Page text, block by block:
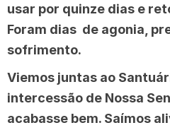
usar por quinze dias e
Foram dias de agonia,
sofrimento.
Viemos juntas ao
intercessão de Nossa
acabasse bem. Saímos